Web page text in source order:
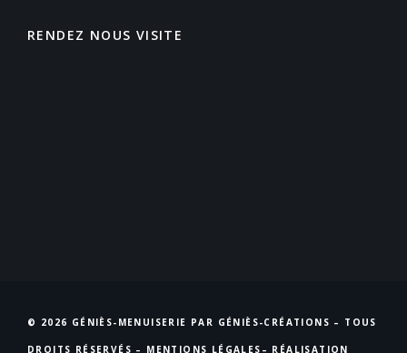
RENDEZ NOUS VISITE
© 2026 GÉNIÈS-MENUISERIE PAR GÉNIÈS-CRÉATIONS – TOUS
DROITS RÉSERVÉS – MENTIONS LÉGALES – RÉALISATION